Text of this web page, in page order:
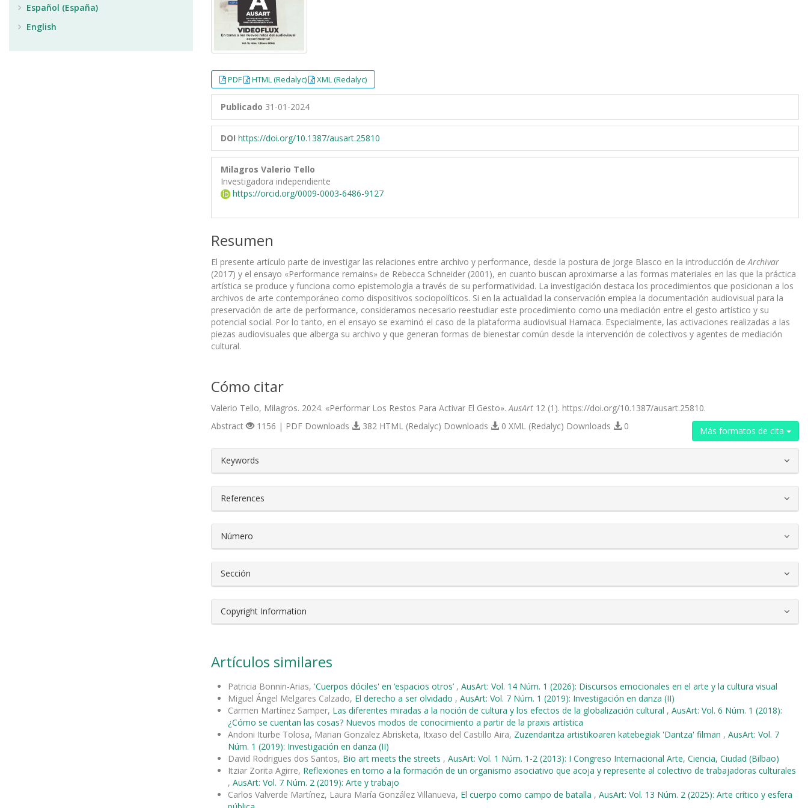
PDF HTML (Redalyc) XML (Redalyc)
Publicado 31-01-2024
DOI https://doi.org/10.1387/ausart.25810
Milagros Valerio Tello
Investigadora independiente
https://orcid.org/0009-0003-6486-9127
Resumen
El presente artículo parte de investigar las relaciones entre archivo y performance, desde la postura de Jorge Blasco en la introducción deArchivar
(2017) y el ensayo «Performance remains» de Rebecca Schneider (2001), en cuanto buscan aproximarse a las formas materiales en las que la práctica
artística se produce y funciona como epistemología a través de su performatividad. La investigación destaca los procedimientos que posicionan a los
archivos de arte contemporáneo como dispositivos sociopolíticos. Si en la actualidad la conservación emplea la documentación audiovisual para la
preservación de arte de performance, consideramos necesario reestudiar este procedimiento como una mediación entre el gesto artístico y su
potencial social. Por lo tanto, en el ensayo se examinó el caso de la plataforma audiovisual Hamaca. Especialmente, las activaciones realizadas a las
piezas audiovisuales que alberga su archivo y que generan formas de bienestar común desde la intervención de colectivos y agentes de mediación
cultural.
Cómo citar
Valerio Tello, Milagros. 2024. «Performar Los Restos Para Activar El Gesto».AusArt 12 (1). https://doi.org/10.1387/ausart.25810.
Más formatos de cita
Abstract 1156 | PDF Downloads 382 HTML (Redalyc) Downloads 0 XML (Redalyc) Downloads 0
##plugins.themes.bootstrap3.article.details##
Keywords
References
Número
Sección
Copyright Information
Artículos similares
Patricia Bonnin-Arias, 'Cuerpos dóciles' en ‘espacios otros’ , AusArt: Vol. 14 Núm. 1 (2026): Discursos emocionales en el arte y la cultura visual
Miguel Ángel Melgares Calzado, El derecho a ser olvidado , AusArt: Vol. 7 Núm. 1 (2019): Investigación en danza (II)
Carmen Martínez Samper, Las diferentes miradas a la noción de cultura y los efectos de la globalización cultural , AusArt: Vol. 6 Núm. 1 (2018):
¿Cómo se cuentan las cosas? Nuevos modos de conocimiento a partir de la praxis artística
Andoni Iturbe Tolosa, Marian Gonzalez Abrisketa, Itxaso del Castillo Aira, Zuzendaritza artistikoaren katebegiak 'Dantza' filman , AusArt: Vol. 7
Núm. 1 (2019): Investigación en danza (II)
David Rodrigues dos Santos, Bio art meets the streets , AusArt: Vol. 1 Núm. 1-2 (2013): I Congreso Internacional Arte, Ciencia, Ciudad (Bilbao)
Itziar Zorita Agirre, Reflexiones en torno a la formación de un organismo asociativo que acoja y represente al colectivo de trabajadoras culturales
, AusArt: Vol. 7 Núm. 2 (2019): Arte y trabajo
Carlos Valverde Martínez, Laura María González Villanueva, El cuerpo como campo de batalla , AusArt: Vol. 13 Núm. 2 (2025): Arte crítico y esfera
Español (España)
English